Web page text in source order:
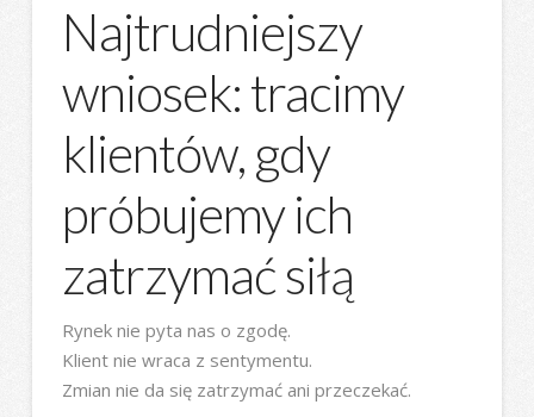
Najtrudniejszy
wniosek: tracimy
klientów, gdy
próbujemy ich
zatrzymać siłą
Rynek nie pyta nas o zgodę.
Klient nie wraca z sentymentu.
Zmian nie da się zatrzymać ani przeczekać.